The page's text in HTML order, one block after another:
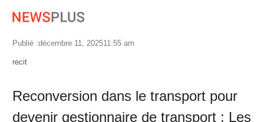
Publié :décembre 11, 202511:55 am
Author
recit
Reconversion dans le transport pour
devenir gestionnaire de transport : Les